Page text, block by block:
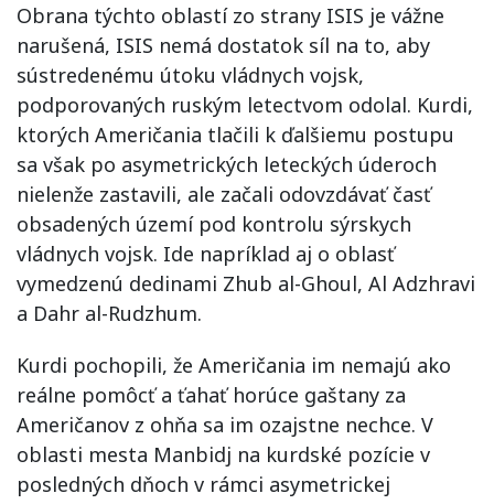
Obrana týchto oblastí zo strany ISIS je vážne
narušená, ISIS nemá dostatok síl na to, aby
sústredenému útoku vládnych vojsk,
podporovaných ruským letectvom odolal. Kurdi,
ktorých Američania tlačili k ďalšiemu postupu
sa však po asymetrických leteckých úderoch
nielenže zastavili, ale začali odovzdávať časť
obsadených území pod kontrolu sýrskych
vládnych vojsk. Ide napríklad aj o oblasť
vymedzenú dedinami Zhub al-Ghoul, Al Adzhravi
a Dahr al-Rudzhum.
Kurdi pochopili, že Američania im nemajú ako
reálne pomôcť a ťahať horúce gaštany za
Američanov z ohňa sa im ozajstne nechce. V
oblasti mesta Manbidj na kurdské pozície v
posledných dňoch v rámci asymetrickej